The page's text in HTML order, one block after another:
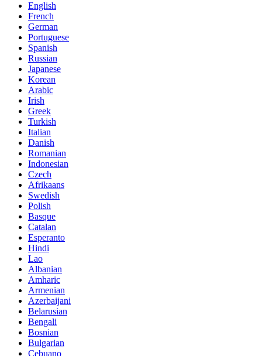
English
French
German
Portuguese
Spanish
Russian
Japanese
Korean
Arabic
Irish
Greek
Turkish
Italian
Danish
Romanian
Indonesian
Czech
Afrikaans
Swedish
Polish
Basque
Catalan
Esperanto
Hindi
Lao
Albanian
Amharic
Armenian
Azerbaijani
Belarusian
Bengali
Bosnian
Bulgarian
Cebuano